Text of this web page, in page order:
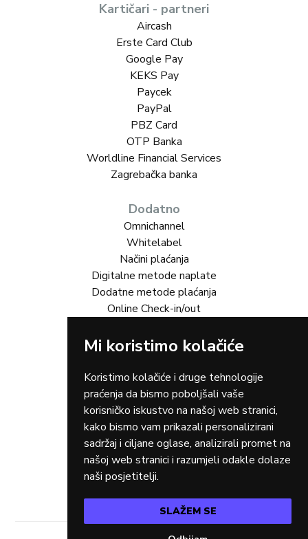
Mi koristimo kolačiće
Koristimo kolačiće i druge tehnologije
praćenja da bismo poboljšali vaše
korisničko iskustvo na našoj web stranici,
kako bismo vam prikazali personalizirani
sadržaj i ciljane oglase, analizirali promet na
našoj web stranici i razumjeli odakle dolaze
naši posjetitelji.
SLAŽEM SE
Kartičari - partneri
Aircash
Erste Card Club
Google Pay
KEKS Pay
Paycek
PayPal
PBZ Card
OTP Banka
Worldline Financial Services
Zagrebačka banka
Dodatno
Omnichannel
Whitelabel
Načini plaćanja
Digitalne metode naplate
Dodatne metode plaćanja
Online Check-in/out
Rješenja za vas
Turizam
Gastro
Rent-a-car
Dostava
Zdravstvo
Osiguranja
Taxi